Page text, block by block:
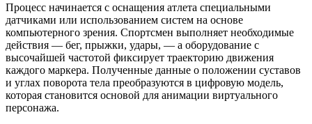
Процесс начинается с оснащения атлета специальными
датчиками или использованием систем на основе
компьютерного зрения. Спортсмен выполняет необходимые
действия — бег, прыжки, удары, — а оборудование с
высочайшей частотой фиксирует траекторию движения
каждого маркера. Полученные данные о положении суставов
и углах поворота тела преобразуются в цифровую модель,
которая становится основой для анимации виртуального
персонажа.